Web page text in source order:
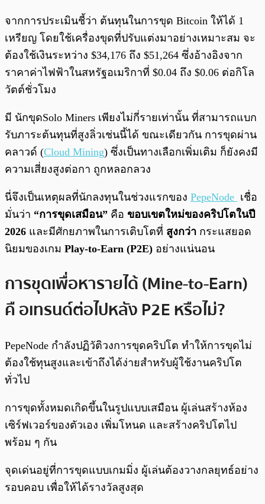
จากการประเมินชี้ว่า ต้นทุนในการขุด Bitcoin ให้ได้ 1
เหรียญ โดยใช้เครื่องขุดที่ปรับแต่งมาอย่างเหมาะสม จะ
ต้องใช้เงินระหว่าง $34,176 ถึง $51,264 ซึ่งอ้างอิงจาก
ราคาค่าไฟฟ้าในสหรัฐอเมริกาที่ $0.04 ถึง $0.06 ต่อกิโล
วัตต์ชั่วโมง
มี นักขุดSolo Miners เพียงไม่กี่รายเท่านั้น ที่สามารถแบก
รับภาระต้นทุนที่สูงลิ่วเช่นนี้ได้ ขณะเดียวกัน การขุดผ่าน
คลาวด์ (Cloud Mining) ซึ่งเป็นทางเลือกเพิ่มเติม ก็ยังคงมี
ความเสี่ยงสูงต่อกา ถูกหลอกลวง
นี่จึงเป็นเหตุผลที่นักลงทุนในช่วงแรกของ PepeNode เชื่อ
มั่นว่า “การขุดเสมือน” คือ ขอบเขตใหม่ของคริปโตในปี
2026 และมีศักยภาพในการเติบโตที่ สูงกว่า กระแสยอด
นิยมของเกม Play-to-Earn (P2E) อย่างแน่นอน
การขุดเพื่อหารายได้ (Mine-to-Earn)
คื อเทรนด์ต่อไปหลัง P2E หรือไม่?
PepeNode กำลังปฏิวัติวงการขุดคริปโต ทำให้การขุดไม่
ต้องใช้ทุนสูงและเข้าถึงได้ง่ายสำหรับผู้ใช้งานคริปโต
ทั่วไป
การขุดทั้งหมดเกิดขึ้นในรูปแบบเสมือน ผู้เล่นสร้างห้อง
เซิร์ฟเวอร์ของตัวเอง เพิ่มโหนด และสร้างคริปโตไป
พร้อม ๆ กัน
จุดเด่นอยู่ที่การขุดแบบเกมมิ่ง ผู้เล่นต้องวางกลยุทธ์อย่าง
รอบคอบ เพื่อให้ได้รางวัลสูงสุด